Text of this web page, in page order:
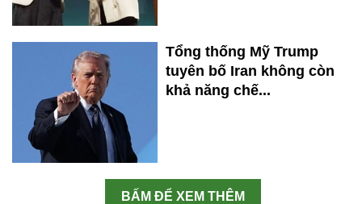
Tổng thống Mỹ Trump
tuyên bố Iran không còn
khả năng chế...
BẤM ĐỂ XEM THÊM